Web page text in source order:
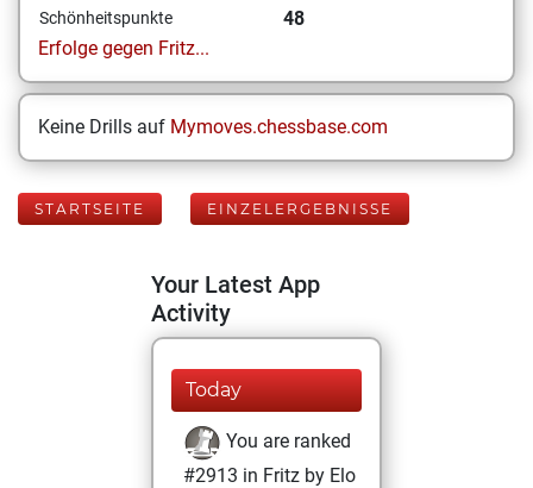
Schönheitspunkte
48
Erfolge gegen Fritz...
Keine Drills auf Mymoves.chessbase.com
STARTSEITE EINZELERGEBNISSE
Your Latest App
Activity
Today
You are ranked
#2913 in Fritz by Elo